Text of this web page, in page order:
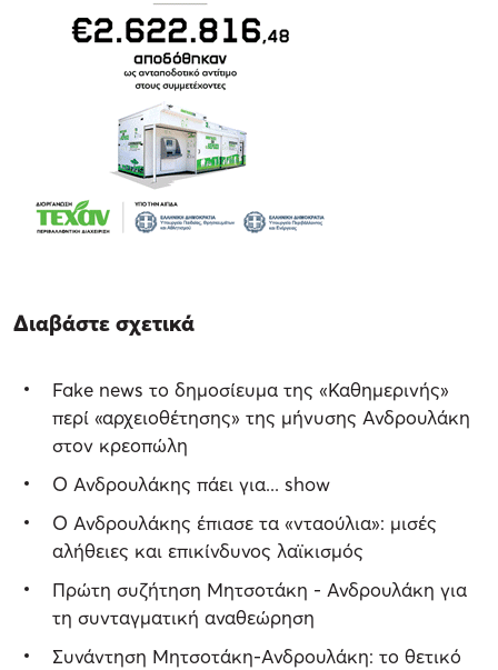
Διαβάστε σχετικά
Fake news το δημοσίευμα της «Καθημερινής»
περί «αρχειοθέτησης» της μήνυσης Ανδρουλάκη
στον κρεοπώλη
Ο Ανδρουλάκης πάει για... show
Ο Ανδρουλάκης έπιασε τα «νταούλια»: μισές
αλήθειες και επικίνδυνος λαϊκισμός
Πρώτη συζήτηση Μητσοτάκη - Ανδρουλάκη για
τη συνταγματική αναθεώρηση
Συνάντηση Μητσοτάκη-Ανδρουλάκη: το θετικό